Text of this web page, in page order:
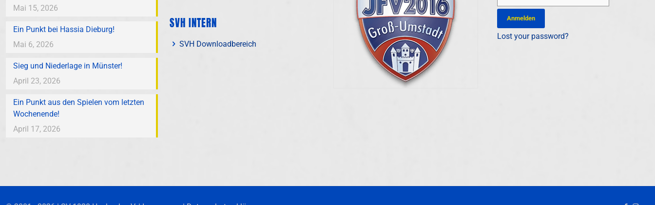
Mai 15, 2026
Ein Punkt bei Hassia Dieburg!
Mai 6, 2026
Sieg und Niederlage in Münster!
April 23, 2026
Ein Punkt aus den Spielen vom letzten
Wochenende!
April 17, 2026
SVH INTERN
SVH Downloadbereich
Lost your password?